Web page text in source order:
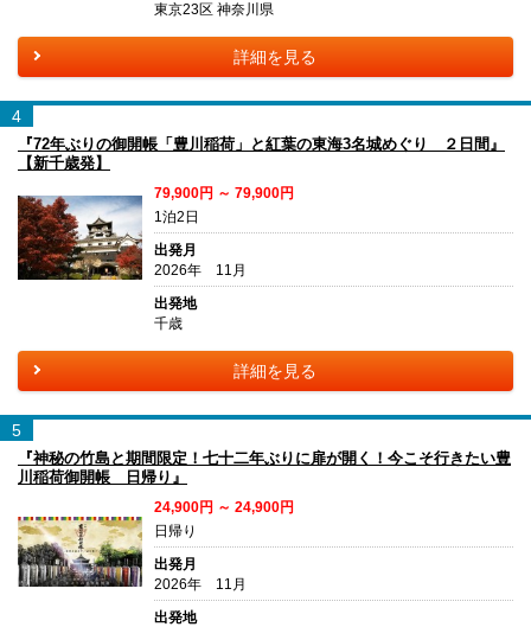
東京23区 神奈川県
詳細を見る
4
『72年ぶりの御開帳「豊川稲荷」と紅葉の東海3名城めぐり ２日間』
【新千歳発】
79,900円 ～ 79,900円
1泊2日
出発月
2026年 11月
出発地
千歳
詳細を見る
5
『神秘の竹島と期間限定！七十二年ぶりに扉が開く！今こそ行きたい豊
川稲荷御開帳 日帰り』
24,900円 ～ 24,900円
日帰り
出発月
2026年 11月
出発地